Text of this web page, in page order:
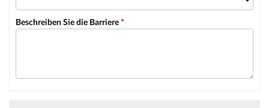
Beschreiben Sie die Barriere *